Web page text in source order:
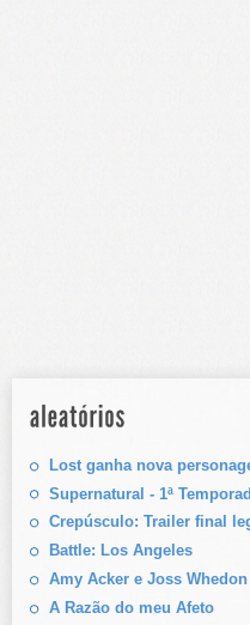
Lost ganha nova
Supernatural - 1ª
Crepúsculo: Trailer final
Battle: Los Angeles
Amy Acker e Joss
A Razão do meu Afeto